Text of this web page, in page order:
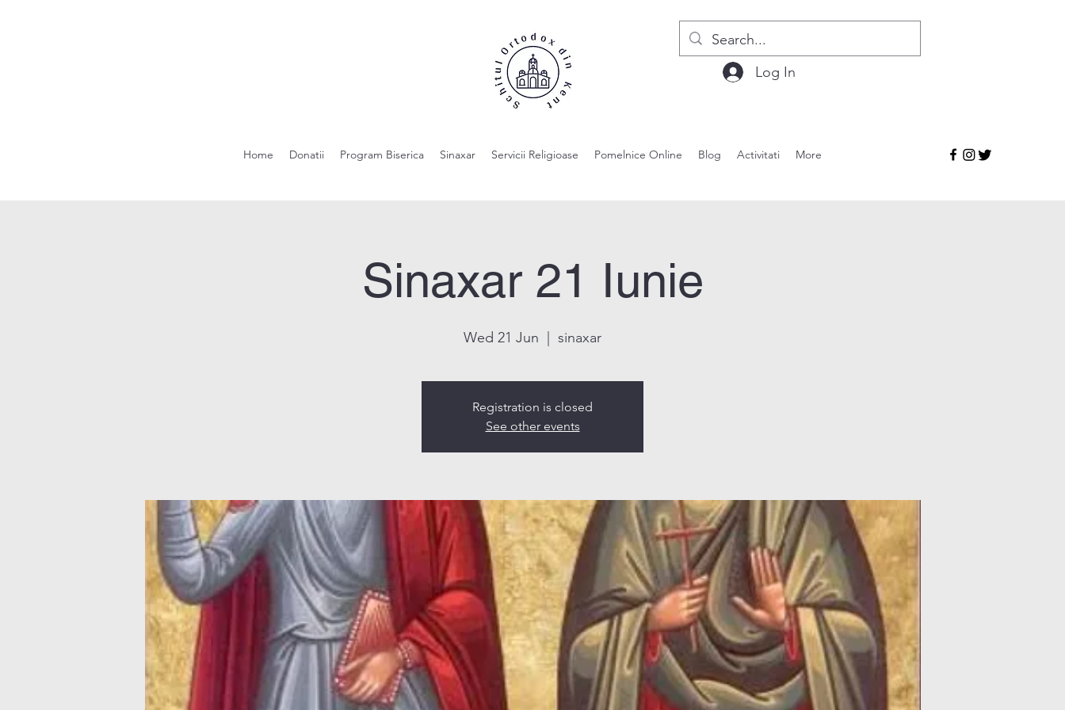
Log In
Home Donatii Program Biserica Sinaxar Servicii Religioase Pomelnice Online Blog Activitati More
Sinaxar 21 Iunie
Wed 21 Jun sinaxar
Registration is closed
See other events